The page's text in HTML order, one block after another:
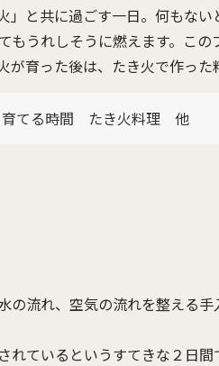
と共に過ごす一日。何もな
うれしそうに燃えます。こ
育った後は、たき火で作った
育てる時間 たき火料理 他
流れ、空気の流れを整える
ているというすてきな２日間